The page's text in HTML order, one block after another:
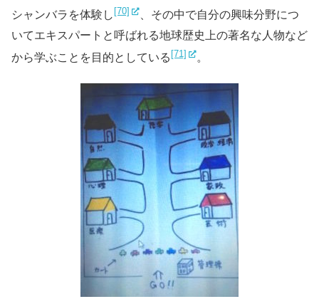
シャンバラを体験し [70]
、その中で自分の興味分野につ
いてエキスパートと呼ばれる地球歴史上の著名な人物など
から学ぶことを目的としている [71] 。